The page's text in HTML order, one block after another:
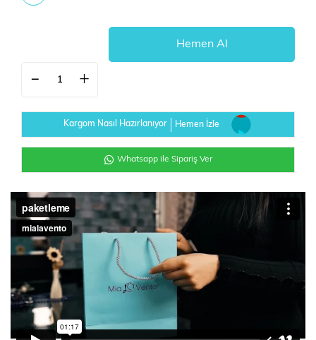
Kargom Nasıl Hazırlanıyor Hemen İzle
Whatsapp ile Sipariş Ver